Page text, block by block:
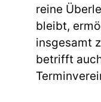
reine
bleibt,
insgesamt
betrifft